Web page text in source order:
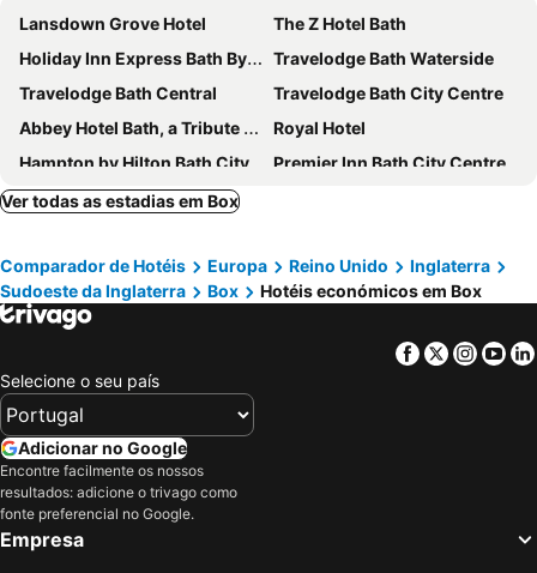
Lansdown Grove Hotel
The Z Hotel Bath
Holiday Inn Express Bath By Ihg
Travelodge Bath Waterside
Travelodge Bath Central
Travelodge Bath City Centre
Abbey Hotel Bath, a Tribute Portfolio Hotel
Royal Hotel
Hampton by Hilton Bath City
Premier Inn Bath City Centre
The Roseate Villa Bath
Bailbrook House Hotel
Hotel Indigo Bath By Ihg
DoubleTree by Hilton Bath
Apex City of Bath Hotel
Wentworth House Hotel
Lucknam Park, Emblems Collection
Eight
Best Western Limpley Stoke Hotel
No 15 by GuestHouse, Bath
The Gainsborough Bath Spa
Bathen House Boutique Hotel
Ver todas as estadias em Box
Comparador de Hotéis Europa Reino Unido
Inglaterra
Sudoeste da Inglaterra
Box Hotéis económicos em Box
Facebook
Twitter
Selecione o seu país
Adicionar no Google
Encontre facilmente os nossos
resultados: adicione o trivago como
fonte preferencial no Google.
Empresa